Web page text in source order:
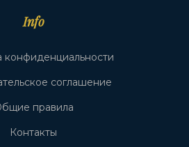
Info
конфиденциальности
соглашение
правила
Контакты